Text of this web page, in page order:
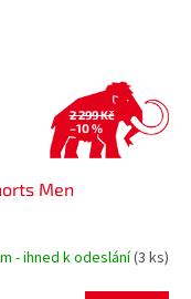
2 299 Kč
–10 %
Men
- ihned k odeslání(3 ks)